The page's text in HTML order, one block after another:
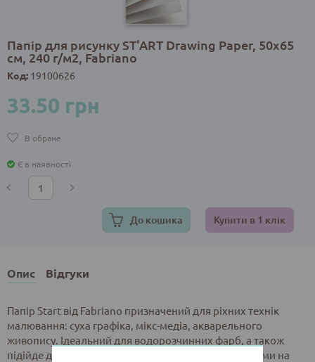
Папір для рисунку ST'ART Drawing Paper, 50х65
см, 240 г/м2, Fabriano
Код: 19100626
33.50 грн
В обране
Є в наявності
До кошика Купити в 1 клік
Опис Відгуки
Папір Start від Fabriano призначений для ріхних технік
малювання: суха графіка, мікс-медіа, акварельного
живопису. Ідеальний для водорозчинних фарб, а також
підійде для роботи олівцями, лінерами та маркерами на